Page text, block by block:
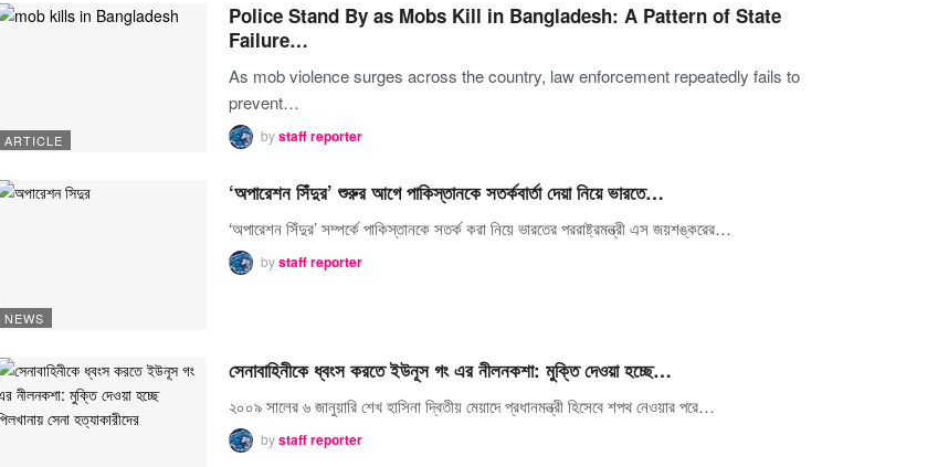
ARTICLE
Police Stand By as Mobs Kill in Bangladesh: A Pattern of State
Failure…
As mob violence surges across the country, law enforcement repeatedly fails to
prevent…
bystaff reporter
NEWS
‘অপারেশন সিঁদুর’ শুরুর আগে পাকিস্তানকে সতর্কবার্তা দেয়া নিয়ে ভারতে…
‘অপারেশন সিঁদুর’ সম্পর্কে পাকিস্তানকে সতর্ক করা নিয়ে ভারতের পররাষ্ট্রমন্ত্রী এস জয়শঙ্করের…
bystaff reporter
সেনাবাহিনীকে ধ্বংস করতে ইউনূস গং এর নীলনকশা: মুক্তি দেওয়া হচ্ছে…
২০০৯ সালের ৬ জানুয়ারি শেখ হাসিনা দ্বিতীয় মেয়াদে প্রধানমন্ত্রী হিসেবে শপথ নেওয়ার পরে…
bystaff reporter